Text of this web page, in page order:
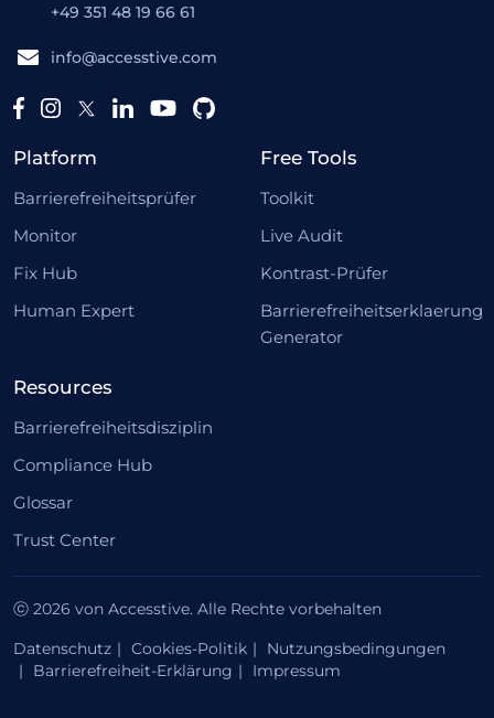
+49 351 48 19 66 61
info@accesstive.com
Platform
Barrierefreiheitsprüfer
Monitor
Fix Hub
Human Expert
Free Tools
Toolkit
Live Audit
Kontrast-Prüfer
Barrierefreiheitserklaerung
Generator
Resources
Barrierefreiheitsdisziplin
Compliance Hub
Glossar
Trust Center
ⓒ 2026 von Accesstive. Alle Rechte vorbehalten
Datenschutz
Cookies-Politik
Nutzungsbedingungen
Barrierefreiheit-Erklärung
Impressum